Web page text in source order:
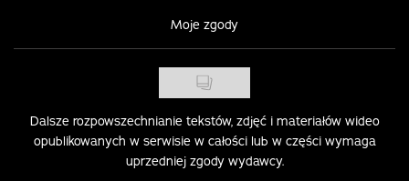
Moje zgody
Dalsze rozpowszechnianie tekstów, zdjęć i materiałów wideo
opublikowanych w serwisie w całości lub w części wymaga
uprzedniej zgody wydawcy.